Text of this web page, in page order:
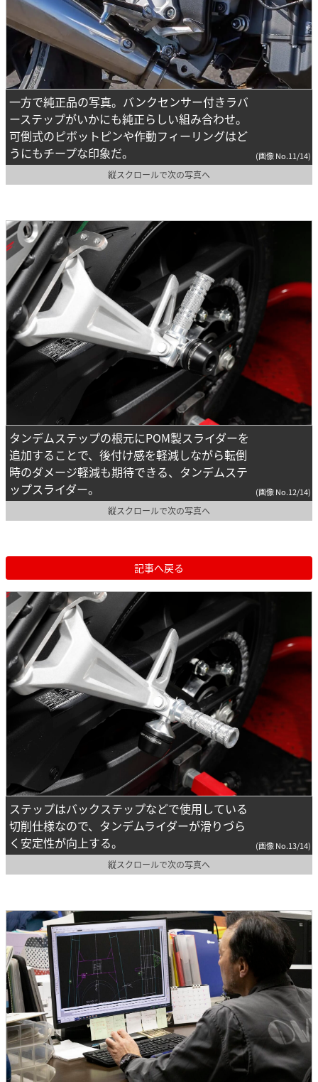
一方で純正品の写真。バンクセンサー付きラバ
ーステップがいかにも純正らしい組み合わせ。
可倒式のピボットピンや作動フィーリングはど
うにもチープな印象だ。
(画像 No.11/14)
縦スクロールで次の写真へ
タンデムステップの根元にPOM製スライダーを
追加することで、後付け感を軽減しながら転倒
時のダメージ軽減も期待できる、タンデムステ
ップスライダー。
(画像 No.12/14)
縦スクロールで次の写真へ
記事へ戻る
ステップはバックステップなどで使用している
切削仕様なので、タンデムライダーが滑りづら
く安定性が向上する。
(画像 No.13/14)
縦スクロールで次の写真へ